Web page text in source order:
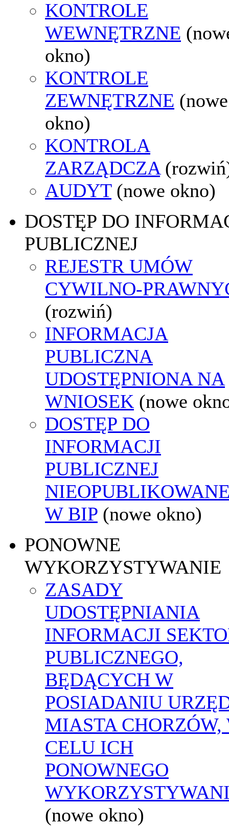
KONTROLE
WEWNĘTRZNE
okno)
KONTROLE
ZEWNĘTRZNE (nowe
okno)
KONTROLA
ZARZĄDCZA
AUDYT (nowe okno)
DOSTĘP DO
PUBLICZNEJ
REJESTR UMÓW
CYWILNO-
(rozwiń)
INFORMACJA
PUBLICZNA
UDOSTĘPNIONA NA
WNIOSEK (nowe
DOSTĘP DO
INFORMACJI
PUBLICZNEJ
W BIP (nowe okno)
PONOWNE
WYKORZYSTYWANIE
ZASADY
UDOSTĘPNIANIA
INFORMACJI
PUBLICZNEGO,
BĘDĄCYCH W
POSIADANIU
MIASTA CHORZÓW,
CELU ICH
PONOWNEGO
(nowe okno)